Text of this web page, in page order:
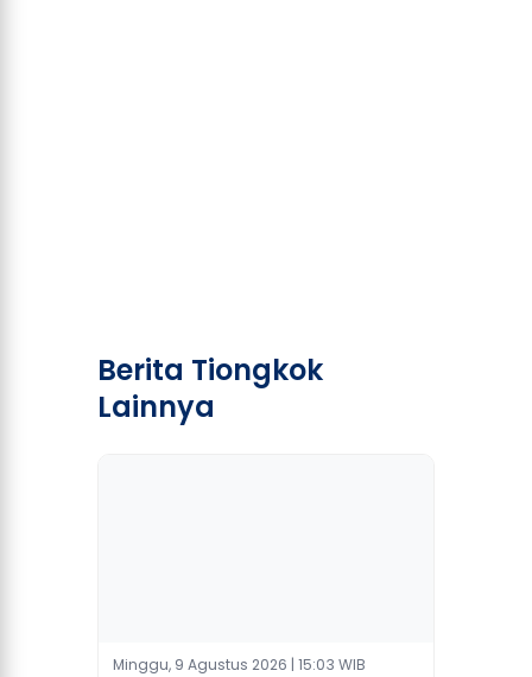
Berita Tiongkok
Lainnya
Minggu, 9 Agustus 2026 | 15:03 WIB